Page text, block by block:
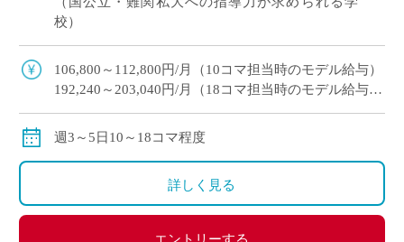
校）
106,800～112,800円/月（10コマ担当時のモデル給与）
192,240～203,040円/月（18コマ担当時のモデル給与）
保険等：労災保険
週3～5日10～18コマ程度
詳しく見る